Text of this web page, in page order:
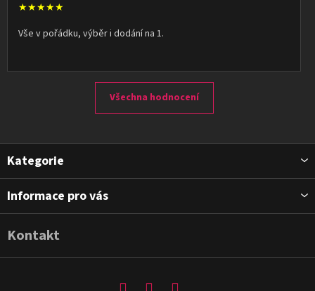
★★★★★
Vše v pořádku, výběr i dodání na 1.
Všechna hodnocení
Z
p
Kategorie
Informace pro vás
Kontakt